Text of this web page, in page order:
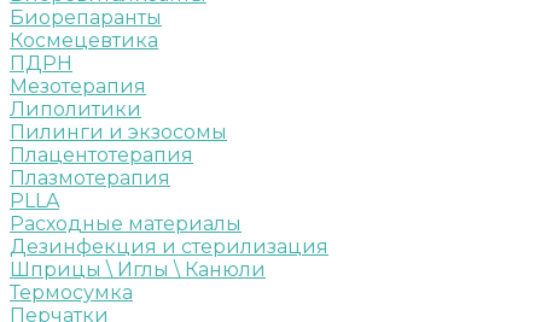
Биорепаранты
Космецевтика
ПДРН
Мезотерапия
Липолитики
Пилинги и экзосомы
Плацентотерапия
Плазмотерапия
PLLA
Расходные материалы
Дезинфекция и стерилизация
Шприцы \ Иглы \ Канюли
Термосумка
Перчатки